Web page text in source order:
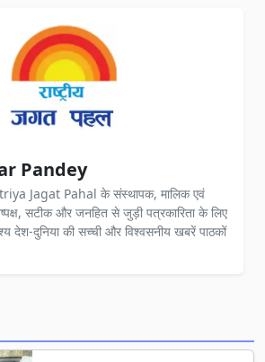
Pandey
Jagat Pahal के संस्थापक, मालिक एवं
सटीक और जनहित से जुड़ी पत्रकारिता के लिए
देश-दुनिया की सच्ची और विश्वसनीय खबरें पाठकों